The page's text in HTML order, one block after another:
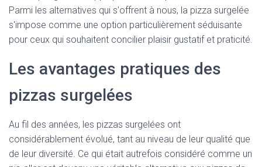
I
O
N
Parmi les alternatives qui s'offrent à nous, la pizza surgelée
s'impose comme une option particulièrement séduisante
pour ceux qui souhaitent concilier plaisir gustatif et praticité.
Les avantages pratiques des
pizzas surgelées
Au fil des années, les pizzas surgelées ont
considérablement évolué, tant au niveau de leur qualité que
de leur diversité. Ce qui était autrefois considéré comme un